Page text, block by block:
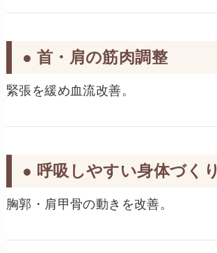
● 首・肩の筋肉調整
緊張を緩め血流改善。
● 呼吸しやすい身体づくり
胸郭・肩甲骨の動きを改善。